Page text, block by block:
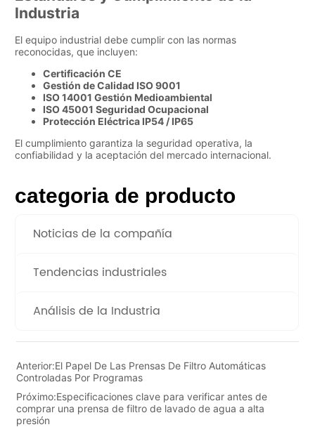
categoria de producto
Noticias de la compañía
Tendencias industriales
Análisis de la Industria
Anterior:El Papel De Las Prensas De Filtro Automáticas
Controladas Por Programas
Próximo:Especificaciones clave para verificar antes de
comprar una prensa de filtro de lavado de agua a alta
presión